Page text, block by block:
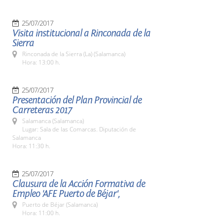
25/07/2017
Visita institucional a Rinconada de la
Sierra
Rinconada de la Sierra (La) (Salamanca)
Hora: 13:00 h.
25/07/2017
Presentación del Plan Provincial de
Carreteras 2017
Salamanca (Salamanca)
Lugar: Sala de las Comarcas. Diputación de
Salamanca
Hora: 11:30 h.
25/07/2017
Clausura de la Acción Formativa de
Empleo 'AFE Puerto de Béjar',
Puerto de Béjar (Salamanca)
Hora: 11:00 h.